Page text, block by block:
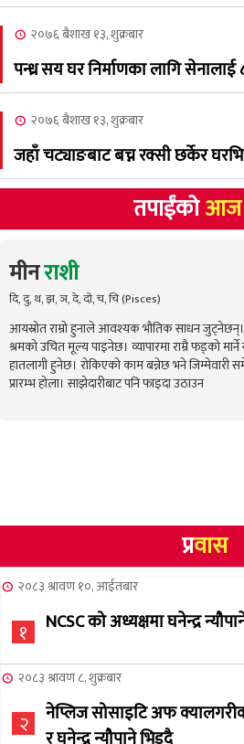
२०७६ बैशाख १३, शुक्रबार
पन्ध्र सय घर निर्माणका लागि
२०७६ बैशाख १३, शुक्रबार
जहाँ चट्याङबाट बच्न रक्सी छर्केर
तपाईंकोआज
मीनराशी
दि, दु, थ, झ, ञ, दे, दो, च, चि (Pisces)
आयस्रोत राम्रो हुनाले आवश्यक भौतिक साधन
श्रमको उचित मूल्य पाइनेछ। व्यापारमा राम्रै फड्को
हातलागी हुनेछ। रोकिएको काम बन्नेछ भने जिम्मेवारी
प्रारम्भ होला। साझेदारीबाट पनि फाइदा उठाउन
प्रवास
२०८३ श्रावण १०, आईतबार
१ NCSC को अध्यक्षमा घनेन्द्र
२०८३ श्रावण ८, शुक्रबार
२
नेप्लिज सोसाइटि अफ